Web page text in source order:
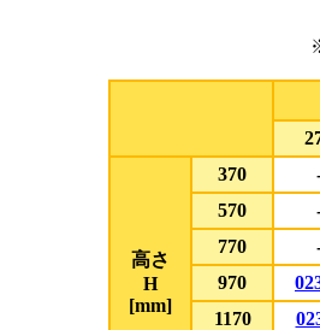
高さ
H
[mm]
370
570
770
970
1170